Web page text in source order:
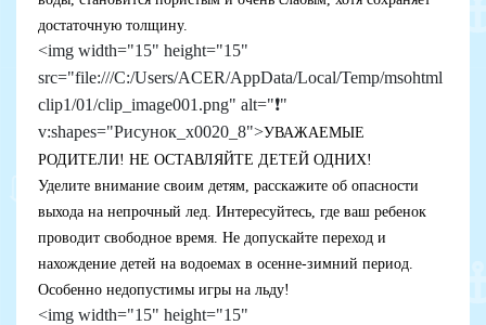
достаточную толщину.
<img width="15" height="15"
src="file:///C:/Users/ACER/AppData/Local/Temp/msohtml
clip1/01/clip_image001.png" alt="❗"
v:shapes="Рисунок_x0020_8">УВАЖАЕМЫЕ
РОДИТЕЛИ! НЕ ОСТАВЛЯЙТЕ ДЕТЕЙ ОДНИХ!
Уделите внимание своим детям, расскажите об опасности
выхода на непрочный лед. Интересуйтесь, где ваш ребенок
проводит свободное время. Не допускайте переход и
нахождение детей на водоемах в осенне-зимний период.
Особенно недопустимы игры на льду!
<img width="15" height="15"